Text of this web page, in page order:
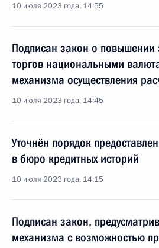
10 июля 2023 года, 14:55
Подписан закон о повышении
торгов национальными
механизма осуществления
10 июля 2023 года, 14:45
Уточнён порядок
в бюро кредитных историй
10 июля 2023 года, 14:15
Подписан закон,
механизма с возможностью